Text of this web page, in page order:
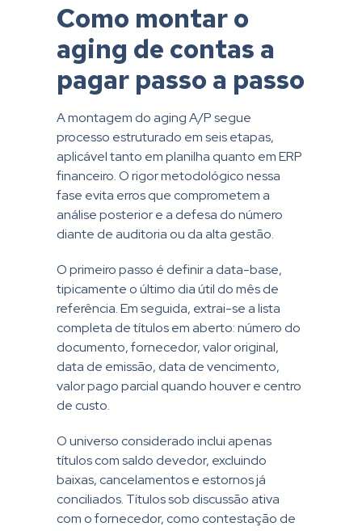
Como montar o
aging de contas a
pagar passo a passo
A montagem do aging A/P segue
processo estruturado em seis etapas,
aplicável tanto em planilha quanto em ERP
financeiro. O rigor metodológico nessa
fase evita erros que comprometem a
análise posterior e a defesa do número
diante de auditoria ou da alta gestão.
O primeiro passo é definir a data-base,
tipicamente o último dia útil do mês de
referência. Em seguida, extrai-se a lista
completa de títulos em aberto: número do
documento, fornecedor, valor original,
data de emissão, data de vencimento,
valor pago parcial quando houver e centro
de custo.
O universo considerado inclui apenas
títulos com saldo devedor, excluindo
baixas, cancelamentos e estornos já
conciliados. Títulos sob discussão ativa
com o fornecedor, como contestação de